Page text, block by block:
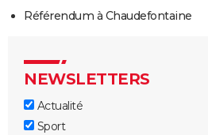
Référendum à Chaudefontaine
NEWSLETTERS
Actualité
Sport